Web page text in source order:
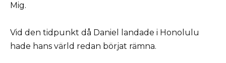
Mig.
Vid den tidpunkt då Daniel landade i Honolulu
hade hans värld redan börjat rämna.